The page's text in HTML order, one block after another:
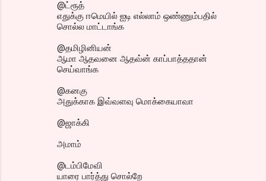
@ட்ரூத்
எதுக்கு ஈமெயில் ஐடி எல்லாம் ஒண்ணும்பதில்
சொல்ல மாட்டாங்க
@தமிழினியன்
ஆமா ஆதவனை ஆதவ்ன் காப்பாத்ததான்
செய்வாங்க
@கனகு
அதுக்காக இவ்வளவு மொக்கையாவா
@ஜாக்கி
அமாம்
@டம்பிமேவி
யாரை பார்த்து சொல்றே